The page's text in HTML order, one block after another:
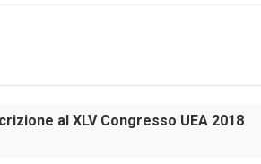
al XLV Congresso UEA 2018